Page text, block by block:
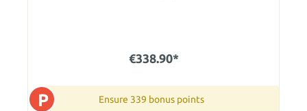
€338.90*
P Ensure 339 bonus points